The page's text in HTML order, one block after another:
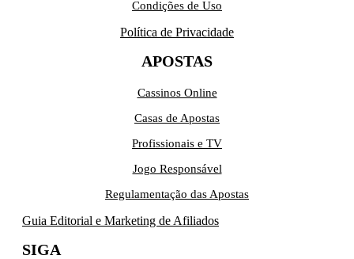
Condições de Uso
Política de Privacidade
APOSTAS
Cassinos Online
Casas de Apostas
Profissionais e TV
Jogo Responsável
Regulamentação das Apostas
Guia Editorial e Marketing de Afiliados
SIGA